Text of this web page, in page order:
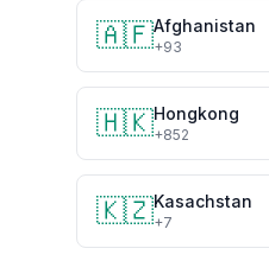
🇦🇫Afghanistan
+93
🇭🇰Hongkong
+852
🇰🇿Kasachstan
+7